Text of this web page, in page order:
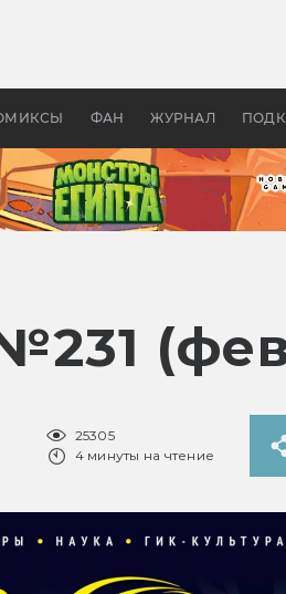
ФАН ЖУРНАЛ
—
бы «Властелина
25305
4 минуты на чтение